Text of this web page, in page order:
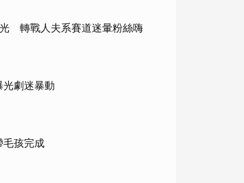
轉戰人夫系賽道迷暈粉絲嗨
劇迷暴動
孩完成